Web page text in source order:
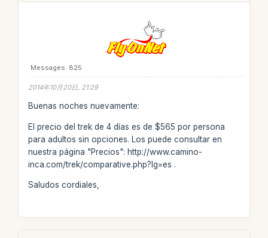
Messages: 825
2014年10月20日, 21:29
Buenas noches nuevamente:
El precio del trek de 4 días es de $565 por persona
para adultos sin opciones. Los puede consultar en
nuestra página "Precios": http://www.camino-
inca.com/trek/comparative.php?lg=es .
Saludos cordiales,